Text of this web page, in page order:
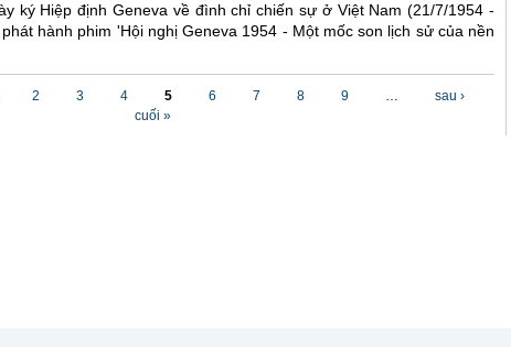
ký Hiệp định Geneva về đình chỉ chiến sự ở Việt Nam (21/7/1954 -
hành phim 'Hội nghị Geneva 1954 - Một mốc son lịch sử của nền
2 3 4 5 6 7 8 9 …
sau ›
cuối »